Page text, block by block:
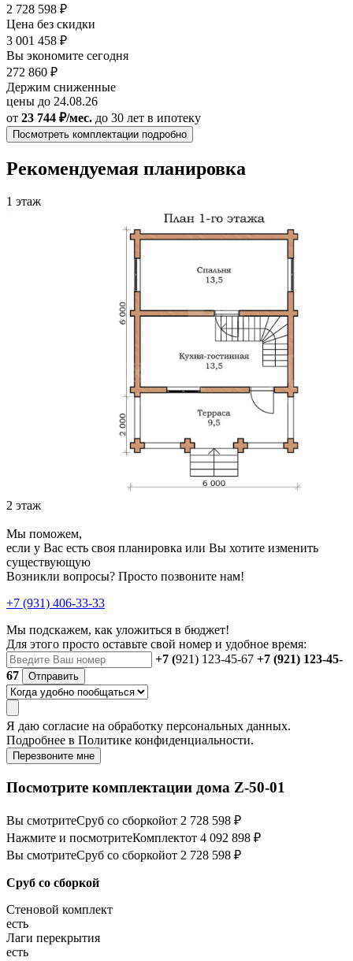
2 728 598 ₽
Цена без скидки
3 001 458 ₽
Вы экономите сегодня
272 860 ₽
Держим сниженные
цены до 24.08.26
от 23 744 ₽/мес. до 30 лет в ипотеку
Посмотреть комплектации подробно
Рекомендуемая планировка
1 этаж
2 этаж
Мы поможем,
если у Вас есть своя планировка или Вы хотите изменить
существующую
Возникли вопросы? Просто позвоните нам!
+7 (931) 406-33-33
Мы подскажем, как уложиться в бюджет!
Для этого просто оставьте свой номер и удобное время:
+7 (921) 123-45-67 +7 (921) 123-45-
67
Отправить
Я даю согласие на обработку персональных данных.
Подробнее в Политике конфиденциальности.
Перезвоните мне
Посмотрите комплектации дома Z-50-01
Вы смотритеСруб со сборкойот 2 728 598 ₽
Нажмите и посмотритеКомплектот 4 092 898 ₽
Вы смотритеСруб со сборкойот 2 728 598 ₽
Сруб со сборкой
Стеновой комплект
есть
Лаги перекрытия
есть